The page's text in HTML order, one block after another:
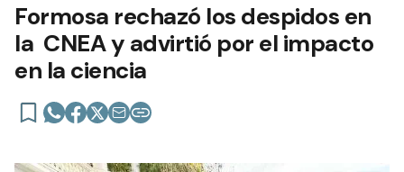
Formosa rechazó los despidos en
la CNEA y advirtió por el impacto
en la ciencia